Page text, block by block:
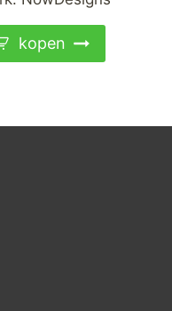
kopen